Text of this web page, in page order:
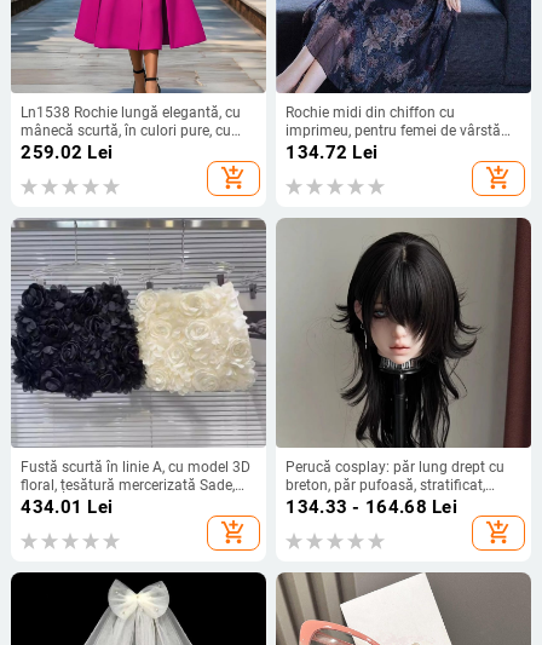
Ln1538 Rochie lungă elegantă, cu
mânecă scurtă, în culori pure, cu
rever, transfrontalieră 2025, vară
europeană și americană, nouă
profesională
259.02 Lei
add_shopping_cart
Rochie midi din chiffon cu
imprimeu, pentru femei de vârstă
mijlocie, croială lejeră, plus size,
midi lungime, cu efect de mascarea
burții
134.72 Lei
add_shopping_cart
Fustă scurtă în linie A, cu model 3D
floral, țesătură mercerizată Sade,
poliester-elastan, vară 2024
434.01 Lei
add_shopping_cart
Perucă cosplay: păr lung drept cu
breton, păr pufoasă, stratificat,
perucă completă, simulare 2D
temperaturi înalte
134.33 - 164.68 Lei
add_shopping_cart